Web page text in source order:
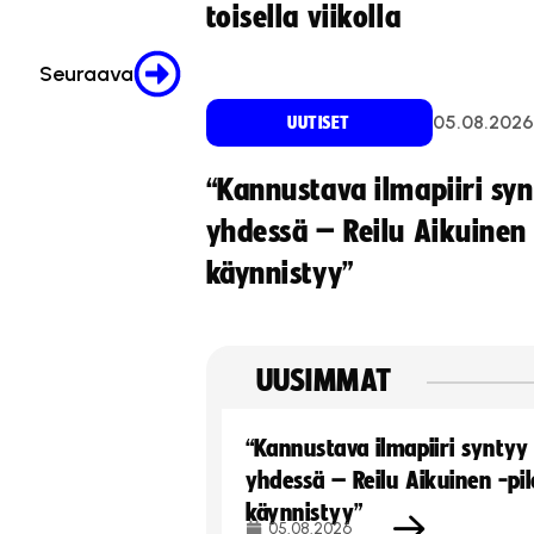
Seuraava
toisella viikolla
UUTISET 05.08.2026
“Kannustava ilmapiiri
yhdessä – Reilu
käynnistyy”
UUSIMMAT
“Kannustava ilmapiiri syntyy
yhdessä – Reilu Aikuinen -
käynnistyy”
05.08.2026